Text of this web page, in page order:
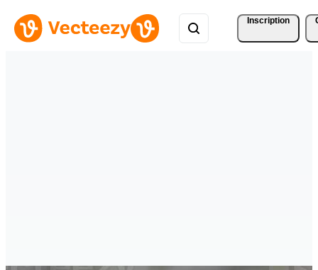
Inscription